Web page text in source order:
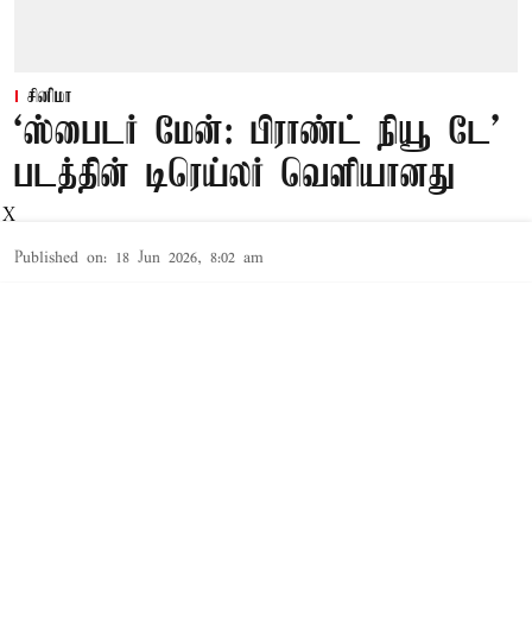
சினிமா
‘ஸ்பைடர் மேன்: பிராண்ட் நியூ டே’
படத்தின் டிரெய்லர் வெளியானது
Published on: 18 Jun 2026, 8:02 am
X